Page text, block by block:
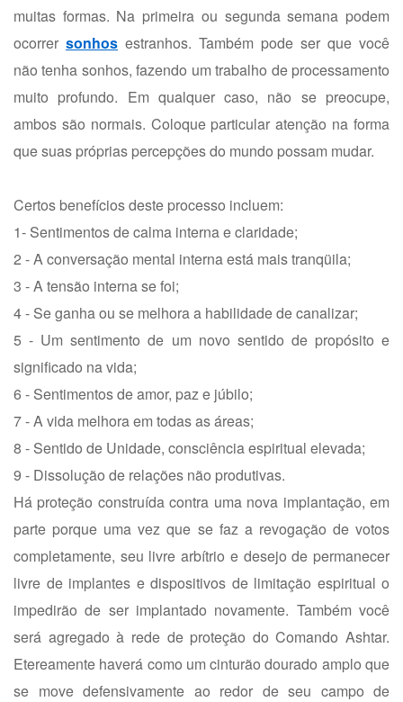
muitas formas. Na primeira ou segunda semana podem
ocorrer sonhos estranhos. Também pode ser que você
não tenha sonhos, fazendo um trabalho de processamento
muito profundo. Em qualquer caso, não se preocupe,
ambos são normais. Coloque particular atenção na forma
que suas próprias percepções do mundo possam mudar.
Certos benefícios deste processo incluem:
1- Sentimentos de calma interna e claridade;
2 - A conversação mental interna está mais tranqüila;
3 - A tensão interna se foi;
4 - Se ganha ou se melhora a habilidade de canalizar;
5 - Um sentimento de um novo sentido de propósito e
significado na vida;
6 - Sentimentos de amor, paz e júbilo;
7 - A vida melhora em todas as áreas;
8 - Sentido de Unidade, consciência espiritual elevada;
9 - Dissolução de relações não produtivas.
Há proteção construída contra uma nova implantação, em
parte porque uma vez que se faz a revogação de votos
completamente, seu livre arbítrio e desejo de permanecer
livre de implantes e dispositivos de limitação espiritual o
impedirão de ser implantado novamente. Também você
será agregado à rede de proteção do Comando Ashtar.
Etereamente haverá como um cinturão dourado amplo que
se move defensivamente ao redor de seu campo de